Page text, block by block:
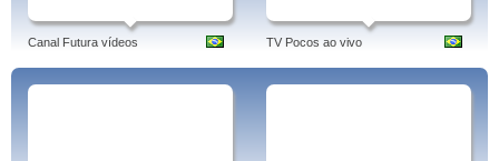
Canal Futura vídeos TV Pocos ao vivo